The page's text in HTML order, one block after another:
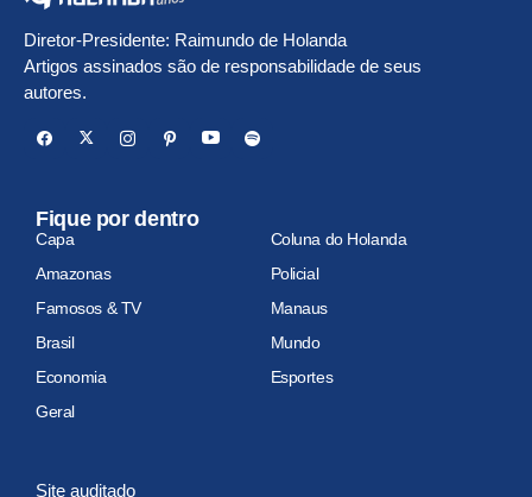
Diretor-Presidente: Raimundo de Holanda
Artigos assinados são de responsabilidade de seus
autores.
Fique por dentro
Capa
Coluna do Holanda
Amazonas
Policial
Famosos & TV
Manaus
Brasil
Mundo
Economia
Esportes
Geral
Site auditado